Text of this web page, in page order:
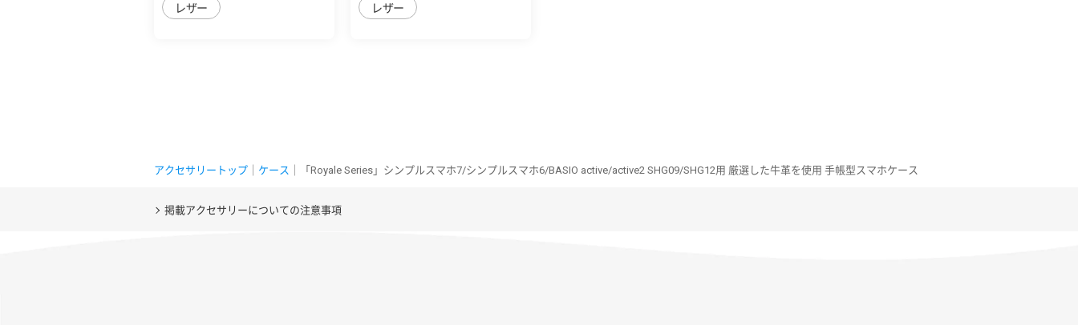
レザー レザー
アクセサリートップ ケース ｜「Royale Series」シンプルスマホ7/シンプルスマホ6/BASIO active/active2 SHG09/SHG12用 厳選した牛革を使用 手帳型スマホケース
掲載アクセサリーについての注意事項